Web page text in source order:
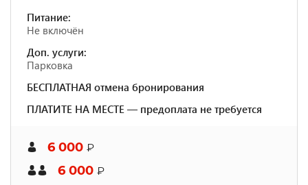
Питание:
Не включён
Доп. услуги:
Парковка
БЕСПЛАТНАЯ отмена бронирования
ПЛАТИТЕ НА МЕСТЕ — предоплата не требуется
6 000 ₽
6 000 ₽